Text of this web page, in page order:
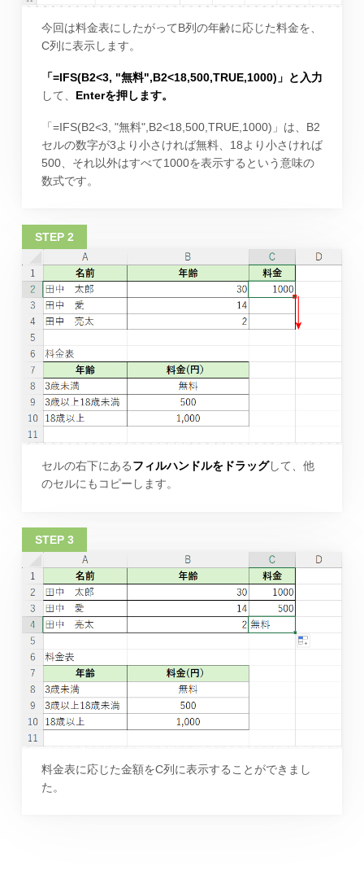
今回は料金表にしたがってB列の年齢に応じた料金を、
C列に表示します。
「=IFS(B2<3, "無料",B2<18,500,TRUE,1000)」と入力
して、 Enterを押します。
「=IFS(B2<3, "無料",B2<18,500,TRUE,1000)」は、B2
セルの数字が3より小さければ無料、18より小さければ
500、それ以外はすべて1000を表示するという意味の
数式です。
セルの右下にあるフィルハンドルをドラッグして、他
のセルにもコピーします。
料金表に応じた金額をC列に表示することができまし
た。